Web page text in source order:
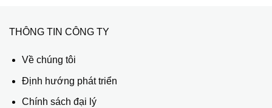
THÔNG TIN CÔNG TY
Về chúng tôi
Định hướng phát triển
Chính sách đại lý